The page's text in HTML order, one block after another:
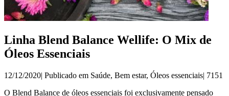
Linha Blend Balance Wellife: O Mix de
Óleos Essenciais
12/12/2020| Publicado em Saúde, Bem estar, Óleos essenciais| 7151
O Blend Balance de óleos essenciais foi exclusivamente pensado